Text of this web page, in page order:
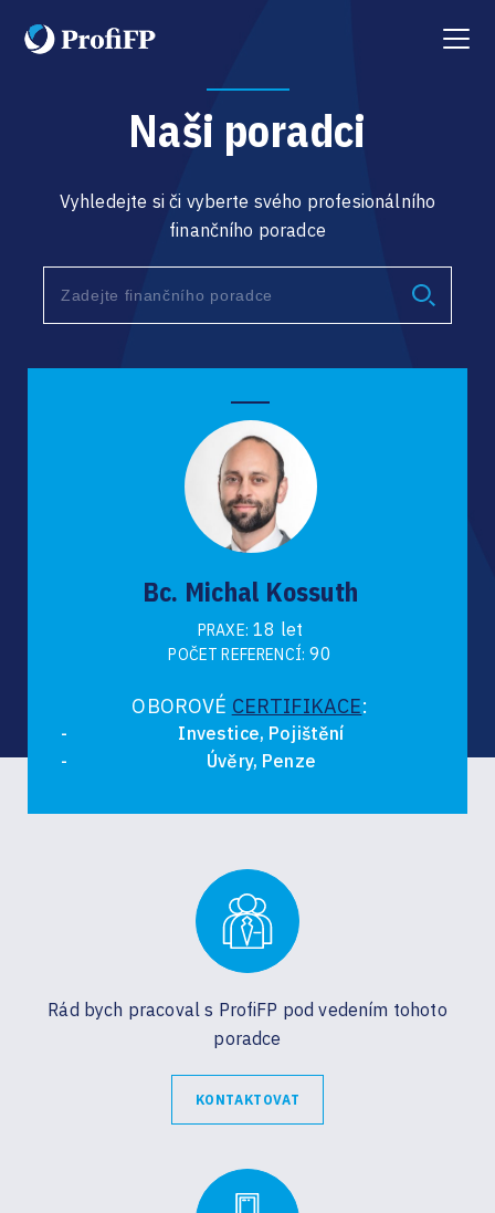
Menu
Naši poradci
Vyhledejte si či vyberte svého profesionálního
finančního poradce
Bc. Michal Kossuth
PRAXE: 18 let
POČET REFERENCÍ: 90
OBOROVÉ CERTIFIKACE:
Investice, Pojištění
Úvěry, Penze
Rád bych pracoval s ProfiFP pod vedením tohoto
poradce
KONTAKTOVAT